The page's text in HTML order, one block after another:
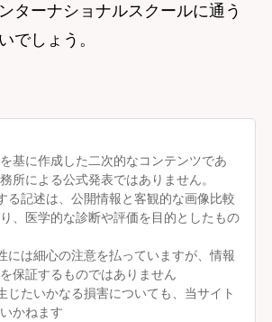
ターナショナルスクールに通う
でしょう。
基に作成した二次的なコンテンツであ
所による公式発表ではありません。
る記述は、公開情報と客観的な画像比較
、医学的な診断や評価を目的としたもの
には細心の注意を払っていますが、情報
保証するものではありません
じたいかなる損害についても、当サイト
かねます